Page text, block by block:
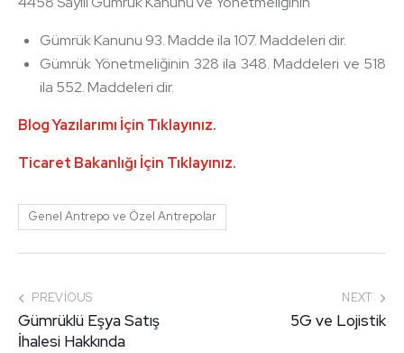
Gümrük Kanunu 93. Madde ila 107. Maddeleri dir.
Gümrük Yönetmeliğinin 328 ila 348. Maddeleri ve 518
ila 552. Maddeleri dir.
Blog Yazılarımı İçin Tıklayınız.
Ticaret Bakanlığı İçin Tıklayınız.
Genel Antrepo ve Özel Antrepolar
PREVIOUS
Gümrüklü Eşya Satış
İhalesi Hakkında
NEXT
5G ve Lojistik